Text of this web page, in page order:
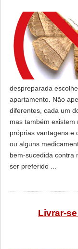
despreparada
apartamento. Não
diferentes, cada um
mas também
próprias vantagens e
ou alguns
bem-sucedida contra
ser preferido ...
Livrar-